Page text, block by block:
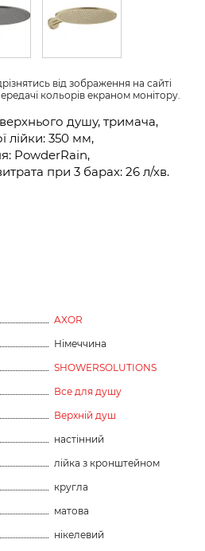
від зображення на сайті
кольорів екраном монітору.
душу, тримача,
лійки: 350 мм,
PowderRain,
при 3 барах: 26 л/хв.
AXOR
Німеччина
SHOWERSOLUTIONS
Все для душу
Верхній душ
настінний
лійка з кронштейном
кругла
матова
нікелевий